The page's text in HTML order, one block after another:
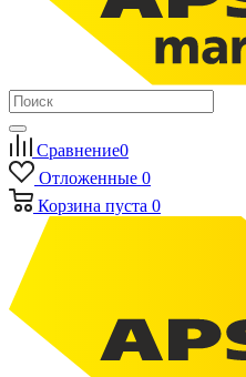
Сравнение0
Отложенные 0
Корзина пуста 0